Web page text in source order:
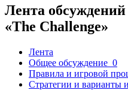
Лента
«The Challenge»
Лента
Общее обсуждение 0
Правила и игровой
Стратегии и варианты